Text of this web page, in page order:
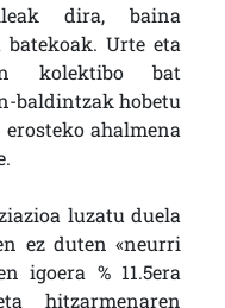
dira, baina
Urte eta
kolektibo bat
baldintzak hobetu
ahalmena
luzatu duela
ez duten «neurri
igoera % 11.5era
hitzarmenaren